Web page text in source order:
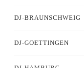
DJ-BRAUNSCHWEIG
DJ-GOETTINGEN